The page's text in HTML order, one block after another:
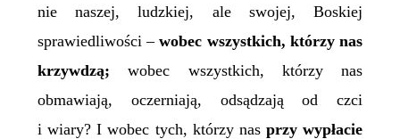
nie naszej, ludzkiej, ale swojej, Boskiej
sprawiedliwości –wobec wszystkich, którzy nas
krzywdzą;wobec wszystkich, którzy nas
obmawiają, oczerniają, odsądzają od czci
i wiary? I wobec tych, którzy nasprzywypłacie